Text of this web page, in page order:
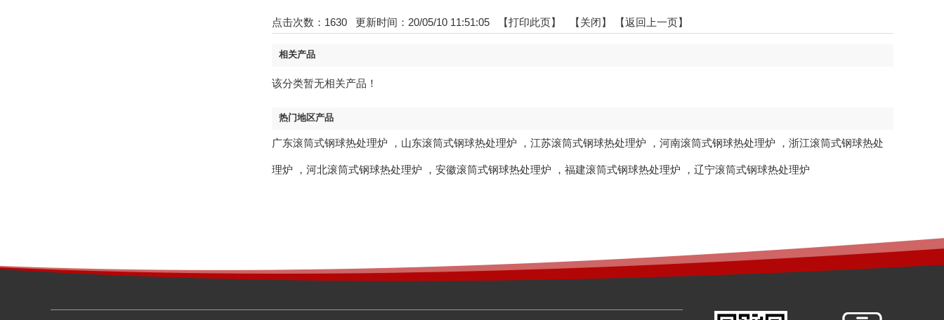
点击次数： 1630 更新时间：20/05/10 11:51:05 【打印此页】 【关闭】 【返回上一页】
相关产品
该分类暂无相关产品！
热门地区产品
广东滚筒式钢球热处理炉 ， 山东滚筒式钢球热处理炉 ， 江苏滚筒式钢球热处理炉 ， 河南滚筒式钢球热处理炉 ， 浙江滚筒式钢球热处
理炉 ， 河北滚筒式钢球热处理炉 ， 安徽滚筒式钢球热处理炉 ， 福建滚筒式钢球热处理炉 ， 辽宁滚筒式钢球热处理炉